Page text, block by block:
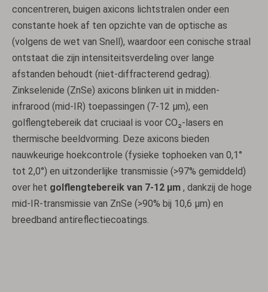
concentreren, buigen axicons lichtstralen onder een
constante hoek af ten opzichte van de optische as
(volgens de wet van Snell), waardoor een conische straal
ontstaat die zijn intensiteitsverdeling over lange
afstanden behoudt (niet-diffracterend gedrag).
Zinkselenide (ZnSe) axicons blinken uit in midden-
infrarood (mid-IR) toepassingen (7-12 µm), een
golflengtebereik dat cruciaal is voor CO₂-lasers en
thermische beeldvorming. Deze axicons bieden
nauwkeurige hoekcontrole (fysieke tophoeken van 0,1°
tot 2,0°) en uitzonderlijke transmissie (>97% gemiddeld)
over het golflengtebereik van 7-12 µm , dankzij de hoge
mid-IR-transmissie van ZnSe (>90% bij 10,6 µm) en
breedband antireflectiecoatings.